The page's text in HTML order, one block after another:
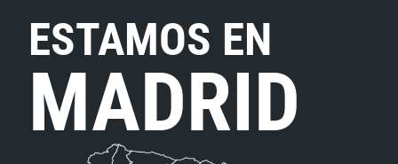
ESTAMOS EN
MADRID